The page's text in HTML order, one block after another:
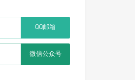
QQ邮箱
微信公众号